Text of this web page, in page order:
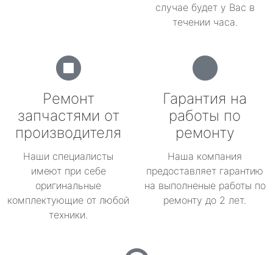
случае будет у Вас в
течении часа.
Ремонт
запчастями от
производителя
Наши специалисты
имеют при себе
оригинальные
комплектующие от любой
техники.
Гарантия на
работы по
ремонту
Наша компания
предоставляет гарантию
на выполненые работы по
ремонту до 2 лет.